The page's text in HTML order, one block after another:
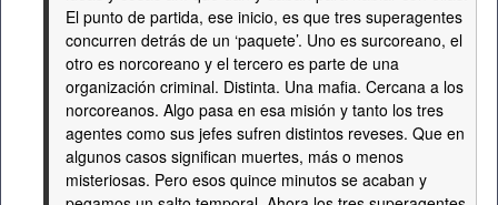
El punto de partida, ese inicio, es que tres superagentes
concurren detrás de un ‘paquete’. Uno es surcoreano, el
otro es norcoreano y el tercero es parte de una
organización criminal. Distinta. Una mafia. Cercana a los
norcoreanos. Algo pasa en esa misión y tanto los tres
agentes como sus jefes sufren distintos reveses. Que en
algunos casos significan muertes, más o menos
misteriosas. Pero esos quince minutos se acaban y